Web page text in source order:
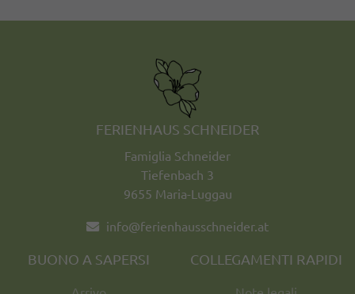
BUONO A SAPERSI
FERIENHAUS SCHNEIDER
Famiglia Schneider
Tiefenbach 3
9655 Maria-Luggau
info@ferienhausschneider.at
COLLEGAMENTI RAPIDI